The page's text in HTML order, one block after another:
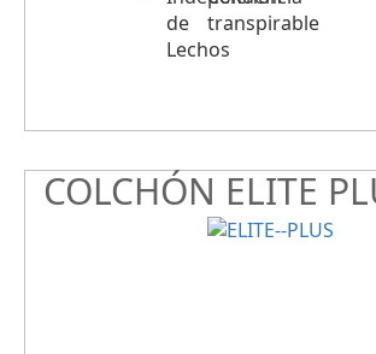
COLCHÓN ELITE